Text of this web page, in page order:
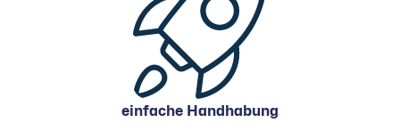
einfache Handhabung